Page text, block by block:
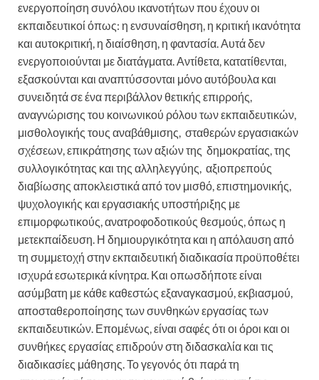
ενεργοποίηση συνόλου ικανοτήτων που έχουν οι
εκπαιδευτικοί όπως: η ενσυναίσθηση, η κριτική ικανότητα
και αυτοκριτική, η διαίσθηση, η φαντασία. Αυτά δεν
ενεργοποιούνται με διατάγματα. Αντίθετα, κατατίθενται,
εξασκούνται και αναπτύσσονται μόνο αυτόβουλα και
συνειδητά σε ένα περιβάλλον θετικής επιρροής,
αναγνώρισης του κοινωνικού ρόλου των εκπαιδευτικών,
μισθολογικής τους αναβάθμισης, σταθερών εργασιακών
σχέσεων, επικράτησης των αξιών της δημοκρατίας, της
συλλογικότητας και της αλληλεγγύης, αξιοπρεπούς
διαβίωσης αποκλειστικά από τον μισθό, επιστημονικής,
ψυχολογικής και εργασιακής υποστήριξης με
επιμορφωτικούς, ανατροφοδοτικούς θεσμούς, όπως η
μετεκπαίδευση. Η δημιουργικότητα και η απόλαυση από
τη συμμετοχή στην εκπαιδευτική διαδικασία προϋποθέτει
ισχυρά εσωτερικά κίνητρα. Και οπωσδήποτε είναι
ασύμβατη με κάθε καθεστώς εξαναγκασμού, εκβιασμού,
αποσταθεροποίησης των συνθηκών εργασίας των
εκπαιδευτικών. Επομένως, είναι σαφές ότι οι όροι και οι
συνθήκες εργασίας επιδρούν στη διδασκαλία και τις
διαδικασίες μάθησης. Το γεγονός ότι παρά τη